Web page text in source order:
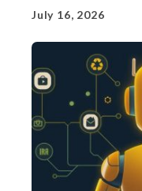
July 16, 2026